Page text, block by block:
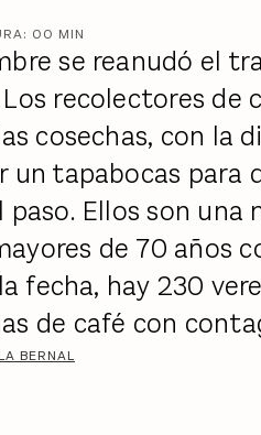
00 MIN
se reanudó el
recolectores de
cosechas, con la
un tapabocas para
Ellos son una
de 70 años
fecha, hay 230
de café con
BERNAL